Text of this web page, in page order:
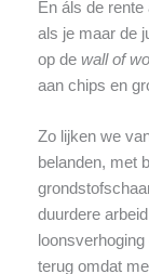
En áls de
als je maar de
op de wall of
aan chips en
Zo lijken we
belanden, met
duurdere
terug omdat